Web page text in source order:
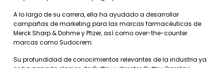
A lo largo de su carrera, ella ha ayudado a desarrollar
campañas de marketing para las marcas farmacéuticas de
Merck Sharp & Dohme y Pfizer, así como over-the-counter
marcas como Sudocrem.
Su profundidad de conocimientos relevantes de la industria ya